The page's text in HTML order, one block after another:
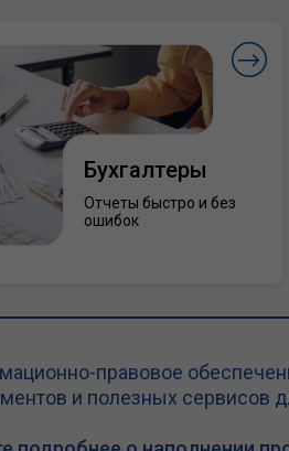
Бухгалтеры
Отчеты быстро и без
ошибок
правовое
и полезных сервисов